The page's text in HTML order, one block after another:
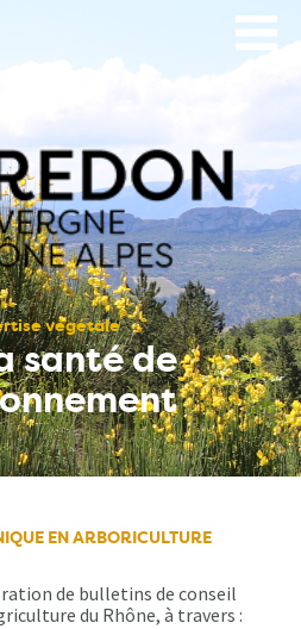
végétale
santé de
EN ARBORICULTURE
de bulletins de conseil
du Rhône, à travers :